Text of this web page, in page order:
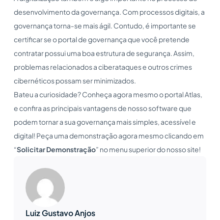
desenvolvimento da governança. Com processos digitais, a
governança torna-se mais ágil. Contudo, é importante se
certificar se o portal de governança que você pretende
contratar possui uma boa estrutura de segurança. Assim,
problemas relacionados a ciberataques e outros crimes
cibernéticos possam ser minimizados.
Bateu a curiosidade? Conheça agora mesmo o portal Atlas,
e confira as principais vantagens de nosso software que
podem tornar a sua governança mais simples, acessível e
digital! Peça uma demonstração agora mesmo clicando em
“Solicitar Demonstração” no menu superior do nosso site!
Luiz Gustavo Anjos